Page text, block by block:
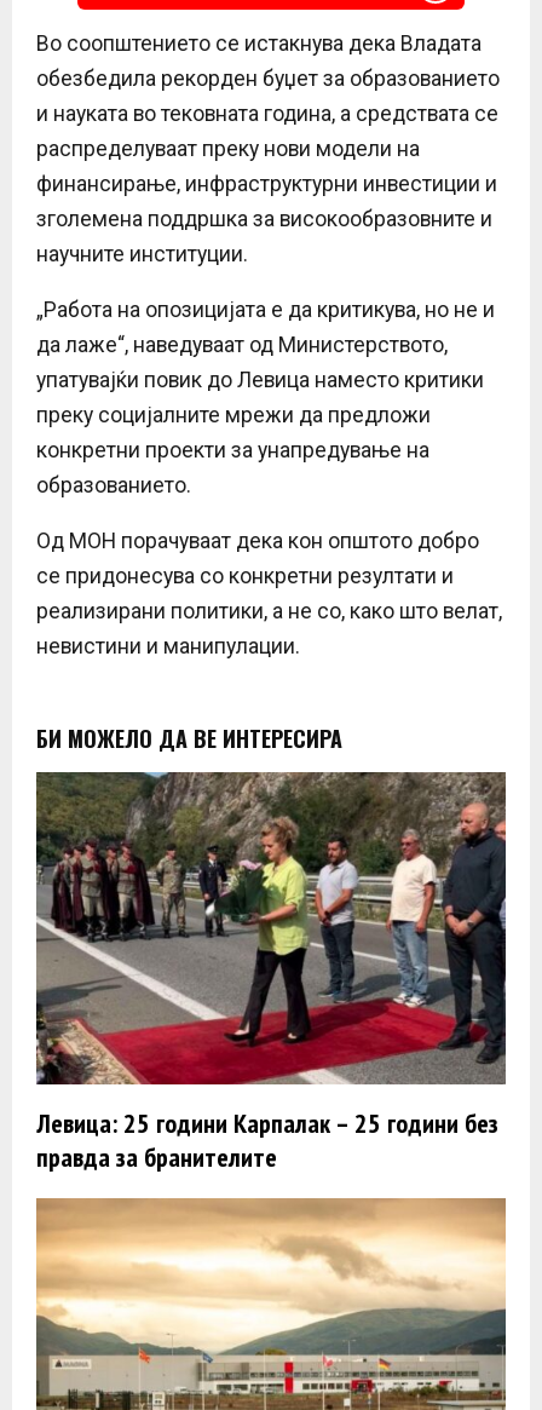
Во соопштението се истакнува дека Владата
обезбедила рекорден буџет за образованието
и науката во тековната година, а средствата се
распределуваат преку нови модели на
финансирање, инфраструктурни инвестиции и
зголемена поддршка за високообразовните и
научните институции.
„Работа на опозицијата е да критикува, но не и
да лаже“, наведуваат од Министерството,
упатувајќи повик до Левица наместо критики
преку социјалните мрежи да предложи
конкретни проекти за унапредување на
образованието.
Од МОН порачуваат дека кон општото добро
се придонесува со конкретни резултати и
реализирани политики, а не со, како што велат,
невистини и манипулации.
БИ МОЖЕЛО ДА ВЕ ИНТЕРЕСИРА
Левица: 25 години Карпалак – 25 години без
правда за бранителите